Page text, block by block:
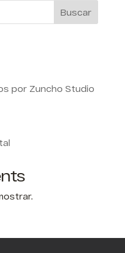
Buscar
por Zuncho Studio